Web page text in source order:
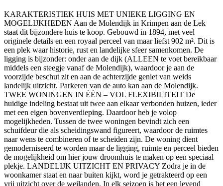
KARAKTERISTIEK HUIS MET UNIEKE LIGGING EN
MOGELIJKHEDEN Aan de Molendijk in Krimpen aan de Lek
staat dit bijzondere huis te koop. Gebouwd in 1894, met veel
originele details en een royaal perceel van maar liefst 902 m². Dit is
een plek waar historie, rust en landelijke sfeer samenkomen. De
ligging is bijzonder: onder aan de dijk (ALLEEN te voet bereikbaar
middels een steegje vanaf de Molendijk), waardoor je aan de
voorzijde beschut zit en aan de achterzijde geniet van weids
landelijk uitzicht. Parkeren van de auto kan aan de Molendijk.
TWEE WONINGEN IN ÉÉN – VOL FLEXIBILITEIT De
huidige indeling bestaat uit twee aan elkaar verbonden huizen, ieder
met een eigen bovenverdieping. Daardoor heb je volop
mogelijkheden. Tussen de twee woningen bevindt zich een
schuifdeur die als scheidingswand figureert, waardoor de ruimtes
naar wens te combineren of te scheiden zijn. De woning dient
gemoderniseerd te worden maar de ligging, ruimte en perceel bieden
de mogelijkheid om hier jouw droomhuis te maken op een speciaal
plekje. LANDELIJK UITZICHT EN PRIVACY Zodra je in de
woonkamer staat en naar buiten kijkt, word je getrakteerd op een
vrij uitzicht over de weilanden. In elk seizoen is het een levend